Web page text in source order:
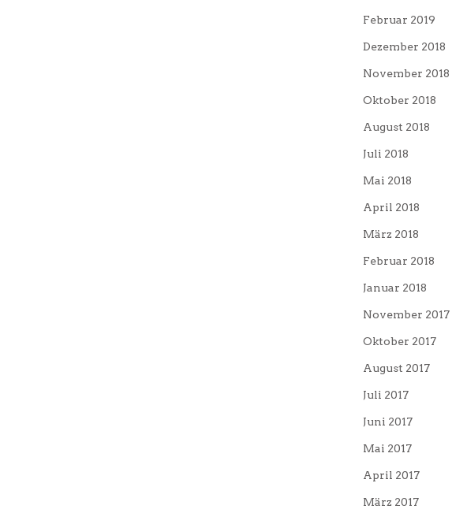
Februar 2019
Dezember 2018
November 2018
Oktober 2018
August 2018
Juli 2018
Mai 2018
April 2018
März 2018
Februar 2018
Januar 2018
November 2017
Oktober 2017
August 2017
Juli 2017
Juni 2017
Mai 2017
April 2017
März 2017